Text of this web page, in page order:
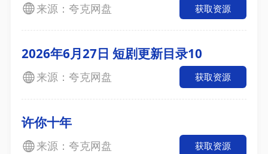
来源：夸克网盘 获取资源
2026年6月27日 短剧更新目录10
来源：夸克网盘 获取资源
许你十年
来源：夸克网盘 获取资源